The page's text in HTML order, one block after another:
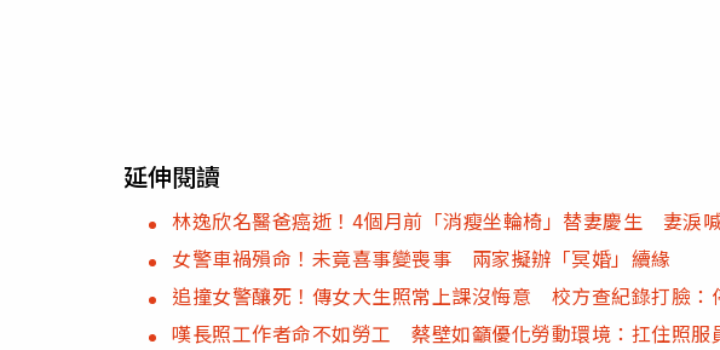
延伸閱讀
林逸欣名醫爸癌逝！4個月前「消瘦坐輪椅」替妻慶生 妻淚
女警車禍殞命！未竟喜事變喪事 兩家擬辦「冥婚」續緣
追撞女警釀死！傳女大生照常上課沒悔意 校方查紀錄打臉：
嘆長照工作者命不如勞工 蔡壁如籲優化勞動環境：扛住照服